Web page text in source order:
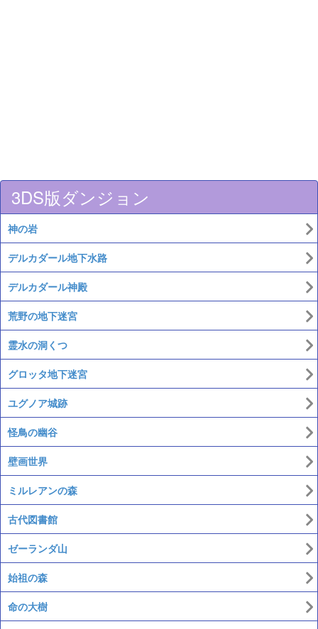
3DS版ダンジョン
神の岩
デルカダール地下水路
デルカダール神殿
荒野の地下迷宮
霊水の洞くつ
グロッタ地下迷宮
ユグノア城跡
怪鳥の幽谷
壁画世界
ミルレアンの森
古代図書館
ゼーランダ山
始祖の森
命の大樹